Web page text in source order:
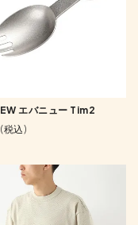
エバニュー Tim2
税込)